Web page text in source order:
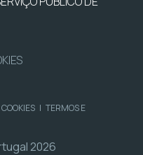
| TERMOS E
2026